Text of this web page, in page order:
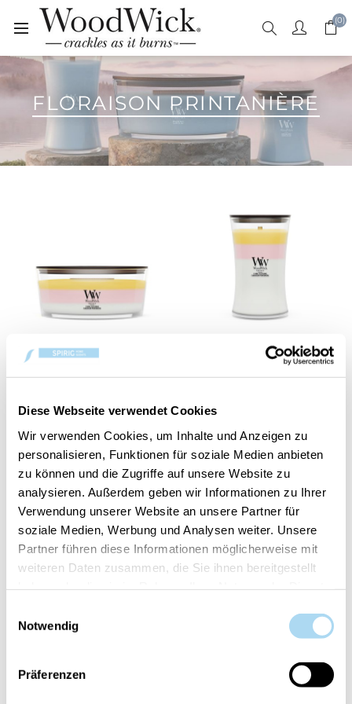
Diese Webseite verwendet Cookies
Wir verwenden Cookies, um Inhalte und Anzeigen zu
personalisieren, Funktionen für soziale Medien anbieten
zu können und die Zugriffe auf unsere Website zu
analysieren. Außerdem geben wir Informationen zu Ihrer
Verwendung unserer Website an unsere Partner für
soziale Medien, Werbung und Analysen weiter. Unsere
Partner führen diese Informationen möglicherweise mit
weiteren Daten zusammen, die Sie ihnen bereitgestellt
Notwendig
Präferenzen
(0)
FLORAISON PRINTANIÈRE
Ellipse
CHF 44.90
Floral Blossoms Trilogy
Large Jar
Medium Jar